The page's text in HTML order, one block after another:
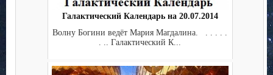
Галактический Календарь на 20.07.2014
Волну Богини ведёт Мария Магдалина. . . . . .
. .. Галактический К...